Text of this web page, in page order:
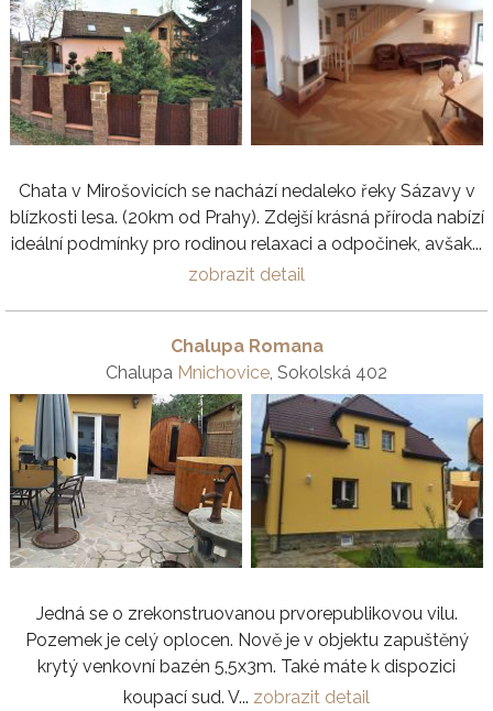
Chata v Mirošovicích se nachází nedaleko řeky Sázavy v
blízkosti lesa. (20km od Prahy). Zdejší krásná příroda nabízí
ideální podmínky pro rodinou relaxaci a odpočinek, avšak...
zobrazit detail
Chalupa Romana
Chalupa Mnichovice, Sokolská 402
Jedná se o zrekonstruovanou prvorepublikovou vilu.
Pozemek je celý oplocen. Nově je v objektu zapuštěný
krytý venkovní bazén 5,5x3m. Také máte k dispozici
koupací sud. V... zobrazit detail